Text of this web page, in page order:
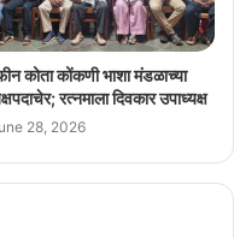
कोता कोंकणी भाशा मंडळाच्या
रत्नमाला दिवकार उपाध्यक्ष
28, 2026